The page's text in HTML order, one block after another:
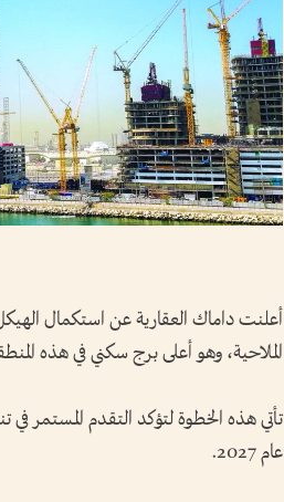
أعلنت داماك العقارية عن استكمال
الملاحية، وهو أعلى برج سكني في هذه المنطقة بارتفاع 52 طابقاً، وتصل قيمته
تأتي هذه الخطوة لتؤكد التقدم المستمر في
عام 2027.